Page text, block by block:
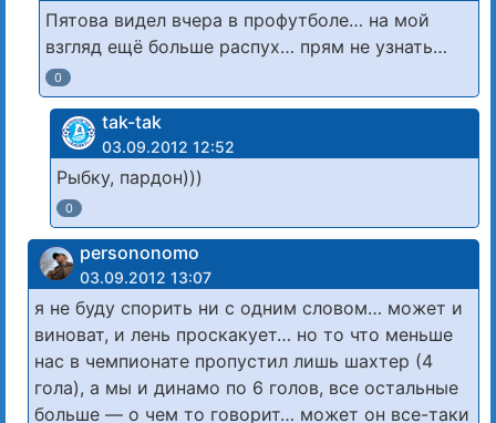
Пятова видел вчера в профутболе… на мой
взгляд ещё больше распух… прям не узнать…
0
tak-tak
03.09.2012 12:52
Рыбку, пардон)))
0
persononomo
03.09.2012 13:07
я не буду спорить ни с одним словом… может и
виноват, и лень проскакует… но то что меньше
нас в чемпионате пропустил лишь шахтер (4
гола), а мы и динамо по 6 голов, все остальные
больше — о чем то говорит… может он все-таки